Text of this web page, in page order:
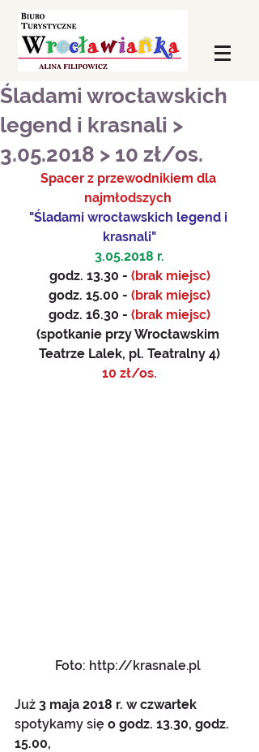
Śladami wrocławskich
legend i krasnali >
3.05.2018 > 10 zł/os.
Spacer z przewodnikiem dla
najmłodszych
"Śladami wrocławskich legend i
krasnali"
3.05.2018 r.
godz. 13.30 - (brak miejsc)
godz. 15.00 - (brak miejsc)
godz. 16.30 - (brak miejsc)
(spotkanie przy Wrocławskim
Teatrze Lalek, pl. Teatralny 4)
10 zł/os.
Foto: http://krasnale.pl
Już 3 maja 2018 r. w czwartek
spotykamy się o godz. 13.30, godz.
15.00,